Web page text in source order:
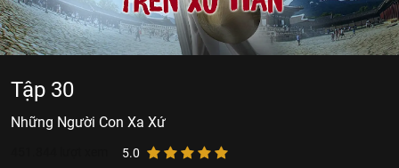
Tập 30
Những Người Con Xa Xứ
5.0